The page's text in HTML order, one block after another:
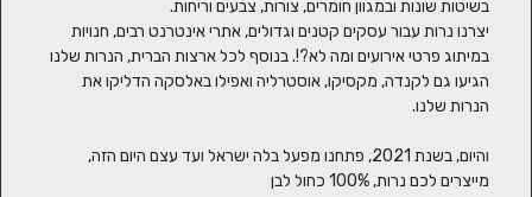
מייצרים לכם נרות, 100% כחול לבן